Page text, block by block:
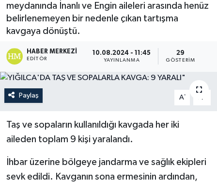
meydanında İnanlı ve Engin aileleri arasında henüz
belirlenemeyen bir nedenle çıkan tartışma
kavgaya dönüştü.
HABER MERKEZI
EDITÖR
10.08.2024 - 11:45
YAYINLANMA
29
GÖSTERIM
Paylaş A- A
Taş ve sopaların kullanıldığı kavgada her iki
aileden toplam 9 kişi yaralandı.
İhbar üzerine bölgeye jandarma ve sağlık ekipleri
sevk edildi. Kavganın sona ermesinin ardından,
Son Dakika Haberleri
Haber Arşivi